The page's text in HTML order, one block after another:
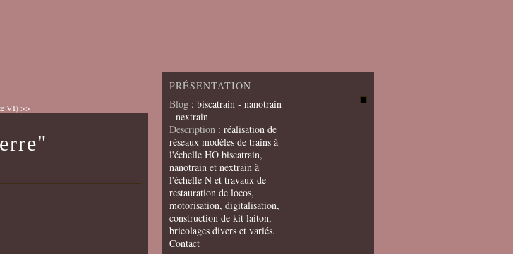
VI) >>
PRÉSENTATION
Blog : biscatrain - nanotrain
- nextrain
Description : réalisation de
réseaux modèles de trains à
l'échelle HO biscatrain,
nanotrain et nextrain à
l'échelle N et travaux de
restauration de locos,
motorisation, digitalisation,
construction de kit laiton,
bricolages divers et variés.
Contact